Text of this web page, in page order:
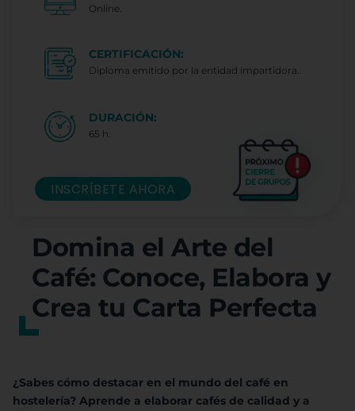
Domina el Arte del
Café: Conoce, Elabora y
Crea tu Carta Perfecta
¿Sabes cómo destacar en el mundo del café en
hostelería? Aprende a elaborar cafés de calidad y a
Online.
CERTIFICACIÓN:
Diploma emitido por la entidad impartidora..
DURACIÓN:
65 h.
INSCRÍBETE AHORA